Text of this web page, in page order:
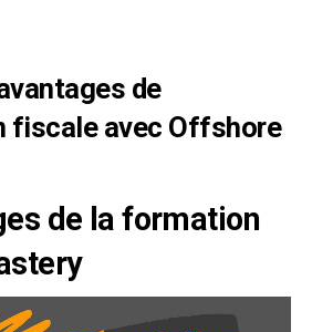
de
fiscale avec Offshore
de la formation